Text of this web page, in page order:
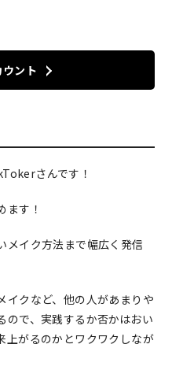
ント
さんです！
ます！
メイク方法まで幅広く発信
イクなど、他の人があまりや
ので、実践するか否かはおい
上がるのかとワクワクしなが